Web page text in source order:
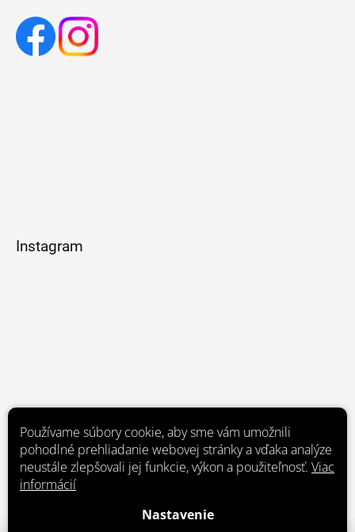
Používame súbory cookie, aby sme vám umožnili
pohodlné prehliadanie webovej stránky a vďaka analýze
neustále zlepšovali jej funkcie, výkon a použiteľnosť. Viac
informácií
Nastavenie
Instagram